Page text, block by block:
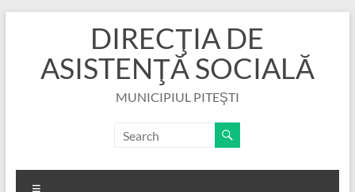
DIRECŢIA DE
ASISTENŢĂ SOCIALĂ
MUNICIPIUL PITEŞTI